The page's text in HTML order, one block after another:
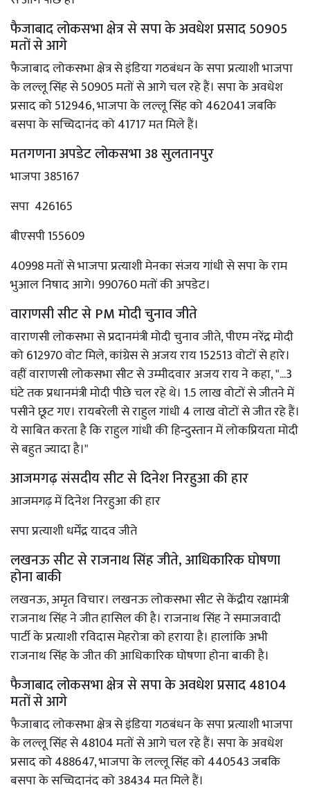
फैजाबाद लोकसभा क्षेत्र से सपा के अवधेश प्रसाद 50905
मतों से आगे
फैजाबाद लोकसभा क्षेत्र से इंडिया गठबंधन के सपा प्रत्याशी भाजपा
के लल्लू सिंह से 50905 मतों से आगे चल रहे हैं। सपा के अवधेश
प्रसाद को 512946, भाजपा के लल्लू सिंह को 462041 जबकि
बसपा के सच्चिदानंद को 41717 मत मिले हैं।
मतगणना अपडेट लोकसभा 38 सुलतानपुर
भाजपा 385167
सपा 426165
बीएसपी 155609
40998 मतों से भाजपा प्रत्याशी मेनका संजय गांधी से सपा के राम
भुआल निषाद आगे। 990760 मतों की अपडेट।
वाराणसी सीट से PM मोदी चुनाव जीते
वाराणसी लोकसभा से प्रदानमंत्री मोदी चुनाव जीते, पीएम नरेंद्र मोदी
को 612970 वोट मिले, कांग्रेस से अजय राय 152513 वोटों से हारे।
वहीं वाराणसी लोकसभा सीट से उम्मीदवार अजय राय ने कहा, "...3
घंटे तक प्रधानमंत्री मोदी पीछे चल रहे थे। 1.5 लाख वोटों से जीतने में
पसीने छूट गए। रायबरेली से राहुल गांधी 4 लाख वोटों से जीत रहे हैं।
ये साबित करता है कि राहुल गांधी की हिन्दुस्तान में लोकप्रियता मोदी
से बहुत ज्यादा है।"
आजमगढ़ संसदीय सीट से दिनेश निरहुआ की हार
आजमगढ़ में दिनेश निरहुआ की हार
सपा प्रत्याशी धर्मेंद्र यादव जीते
लखनऊ सीट से राजनाथ सिंह जीते, आधिकारिक घोषणा
होना बाकी
लखनऊ, अमृत विचार। लखनऊ लोकसभा सीट से केंद्रीय रक्षामंत्री
राजनाथ सिंह ने जीत हासिल की है। राजनाथ सिंह ने समाजवादी
पार्टी के प्रत्याशी रविदास मेहरोत्रा को हराया है। हालांकि अभी
राजनाथ सिंह के जीत की आधिकारिक घोषणा होना बाकी है।
फैजाबाद लोकसभा क्षेत्र से सपा के अवधेश प्रसाद 48104
मतों से आगे
फैजाबाद लोकसभा क्षेत्र से इंडिया गठबंधन के सपा प्रत्याशी भाजपा
के लल्लू सिंह से 48104 मतों से आगे चल रहे हैं। सपा के अवधेश
प्रसाद को 488647, भाजपा के लल्लू सिंह को 440543 जबकि
बसपा के सच्चिदानंद को 38434 मत मिले हैं।